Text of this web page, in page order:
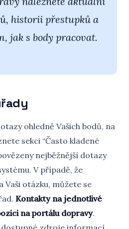
historii přestupků a
jak s body pracovat.
ohledně Vašich bodů, na
sekci “Často kladené
nejběžnější dotazy
V případě, že
Vaši otázku, můžete se
Kontakty na jednotlivé
na portálu dopravy.